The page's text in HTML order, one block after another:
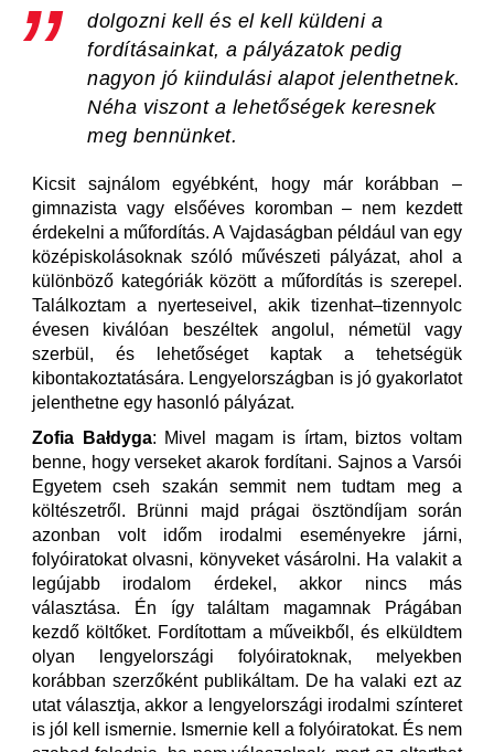
dolgozni kell és el kell küldeni a
fordításainkat, a pályázatok pedig
nagyon jó kiindulási alapot jelenthetnek.
Néha viszont a lehetőségek keresnek
meg bennünket.
Kicsit sajnálom egyébként, hogy már korábban –
gimnazista vagy elsőéves koromban – nem kezdett
érdekelni a műfordítás. A Vajdaságban például van egy
középiskolásoknak szóló művészeti pályázat, ahol a
különböző kategóriák között a műfordítás is szerepel.
Találkoztam a nyerteseivel, akik tizenhat–tizennyolc
évesen kiválóan beszéltek angolul, németül vagy
szerbül, és lehetőséget kaptak a tehetségük
kibontakoztatására. Lengyelországban is jó gyakorlatot
jelenthetne egy hasonló pályázat.
Zofia Bałdyga: Mivel magam is írtam, biztos voltam
benne, hogy verseket akarok fordítani. Sajnos a Varsói
Egyetem cseh szakán semmit nem tudtam meg a
költészetről. Brünni majd prágai ösztöndíjam során
azonban volt időm irodalmi eseményekre járni,
folyóiratokat olvasni, könyveket vásárolni. Ha valakit a
legújabb irodalom érdekel, akkor nincs más
választása. Én így találtam magamnak Prágában
kezdő költőket. Fordítottam a műveikből, és elküldtem
olyan lengyelországi folyóiratoknak, melyekben
korábban szerzőként publikáltam. De ha valaki ezt az
utat választja, akkor a lengyelországi irodalmi színteret
is jól kell ismernie. Ismernie kell a folyóiratokat. És nem